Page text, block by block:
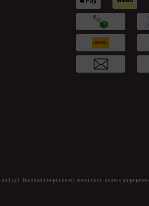
und ggf. Nachnahmegebühren, wenn nicht anders angegeben.